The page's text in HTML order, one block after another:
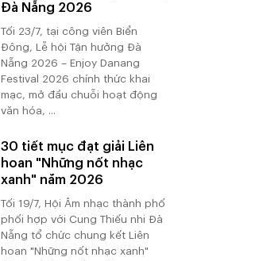
Đà Nẵng 2026
Tối 23/7, tại công viên Biển
Đông, Lễ hội Tận hưởng Đà
Nẵng 2026 – Enjoy Danang
Festival 2026 chính thức khai
mạc, mở đầu chuỗi hoạt động
văn hóa, ...
30 tiết mục đạt giải Liên
hoan "Những nốt nhạc
xanh" năm 2026
Tối 19/7, Hội Âm nhạc thành phố
phối hợp với Cung Thiếu nhi Đà
Nẵng tổ chức chung kết Liên
hoan "Những nốt nhạc xanh"